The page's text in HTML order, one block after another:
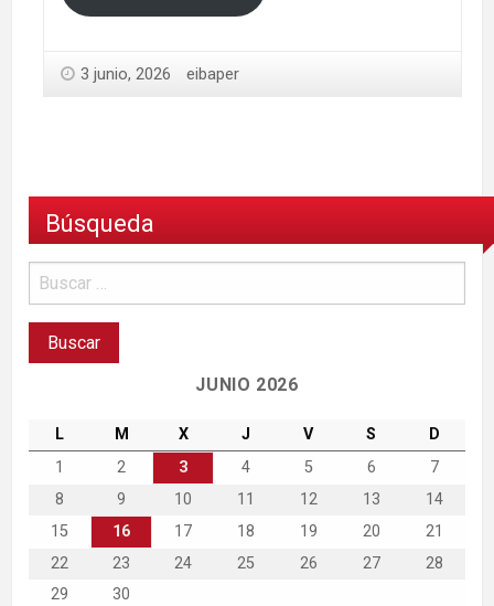
3 junio, 2026 eibaper
Búsqueda
JUNIO 2026
L M X J V S
D
1
2 3 4 5 6
7
8
9 10 11 12 13
14
15
16 17 18 19 20
21
22
23 24 25 26 27
28
29
30